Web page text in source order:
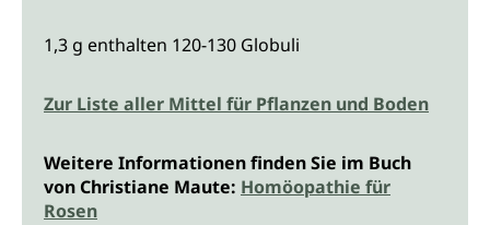
1,3 g enthalten 120-130 Globuli
Zur Liste aller Mittel für Pflanzen und Boden
Weitere Informationen finden Sie im Buch
von Christiane Maute: Homöopathie für
Rosen